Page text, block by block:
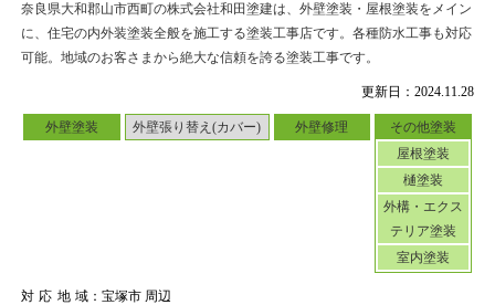
更新日：2024.11.28
外壁塗装 外壁張り替え(カバー) 外壁修理
その他塗装
屋根塗装
樋塗装
外構・エクス
テリア塗装
室内塗装
対応地域：宝塚市 周辺
奈良県大和郡山市西町の株式会社和田塗建は、外壁塗装・屋根塗装をメイン
に、住宅の内外装塗装全般を施工する塗装工事店です。各種防水工事も対応
可能。地域のお客さまから絶大な信頼を誇る塗装工事です。